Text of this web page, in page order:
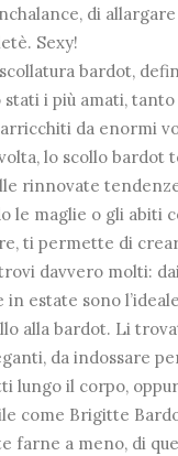
di
Sexy!
bardot,
i più amati,
da enormi
lo scollo bardot
rinnovate
le maglie o gli abiti
ti permette di
davvero molti:
estate sono
alla bardot. Li
da indossare
lungo il corpo,
come Brigitte
farne a meno, di